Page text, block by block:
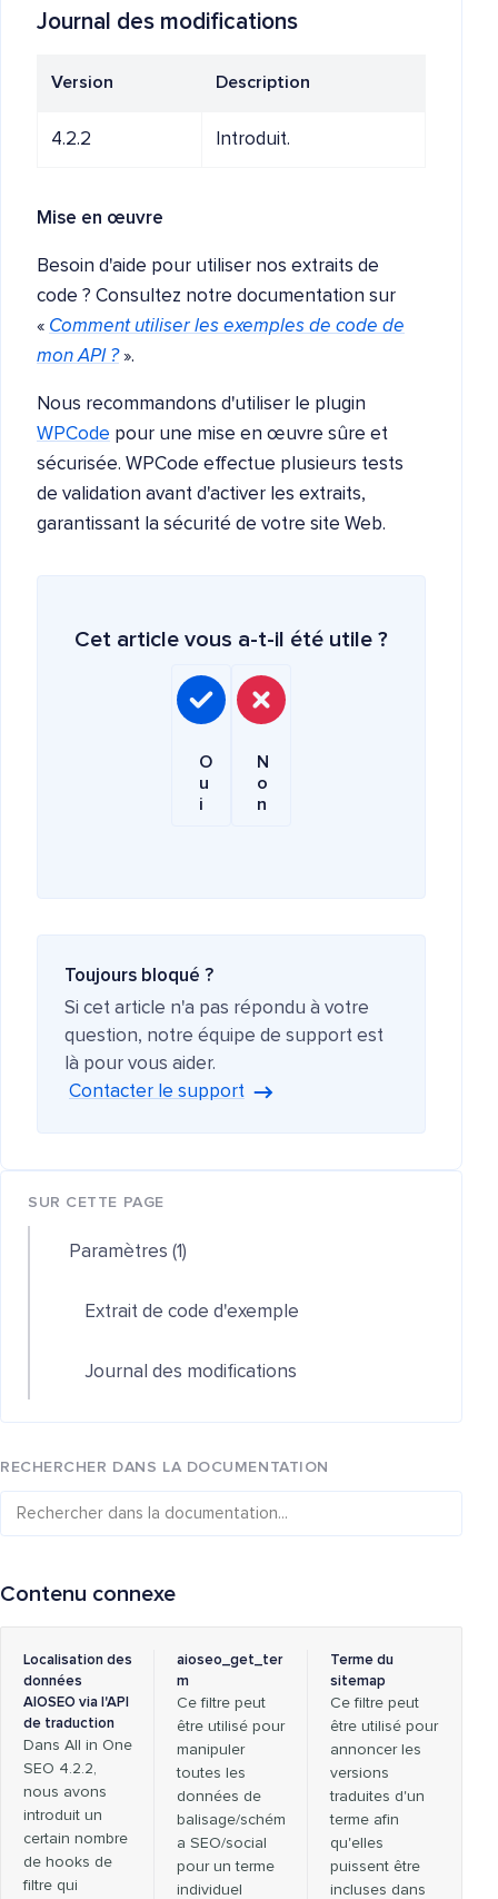
Journal des modifications
Version Description
4.2.2 Introduit.
Mise en œuvre
Besoin d'aide pour utiliser nos extraits de
code ? Consultez notre documentation sur
« Comment utiliser les exemples de code de
mon API ?».
Nous recommandons d'utiliser le plugin
WPCode pour une mise en œuvre sûre et
sécurisée. WPCode effectue plusieurs tests
de validation avant d'activer les extraits,
garantissant la sécurité de votre site Web.
Cet article vous a-t-il été utile ?
O
u
i
N
o
n
Toujours bloqué ?
Si cet article n'a pas répondu à votre
question, notre équipe de support est
là pour vous aider.
Contacter le support
SUR CETTE PAGE
Paramètres (1)
Extrait de code d'exemple
Journal des modifications
RECHERCHER DANS LA DOCUMENTATION
Contenu connexe
Localisation des
données
AIOSEO via l'API
de traduction
Dans All in One
SEO 4.2.2,
nous avons
introduit un
certain nombre
de hooks de
filtre qui
aioseo_get_ter
m
Ce filtre peut
être utilisé pour
manipuler
toutes les
données de
balisage/schém
a SEO/social
pour un terme
individuel
Terme du
sitemap
Ce filtre peut
être utilisé pour
annoncer les
versions
traduites d'un
terme afin
qu'elles
puissent être
incluses dans